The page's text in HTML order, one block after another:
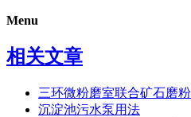
Menu
相关文章
三环微粉磨室联合矿石磨
沉淀池污水泵用法